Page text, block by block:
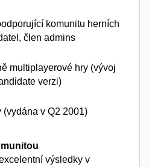
komunitu herních
člen admins
multiplayerové hry (vývoj
verzi)
(vydána v Q2 2001)
výsledky v